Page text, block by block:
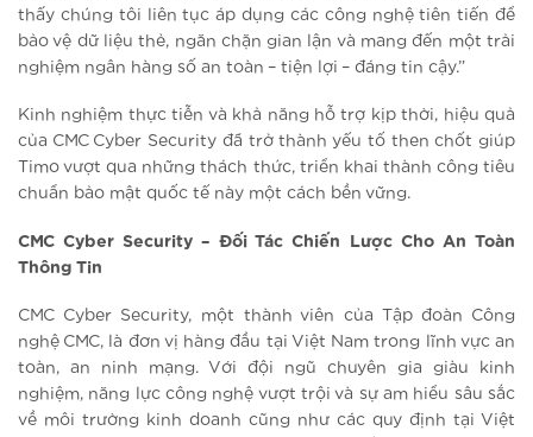
thấy chúng tôi liên tục áp dụng các công nghệ tiên tiến để
bảo vệ dữ liệu thẻ, ngăn chặn gian lận và mang đến một trải
nghiệm ngân hàng số an toàn – tiện lợi – đáng tin cậy.”
Kinh nghiệm thực tiễn và khả năng hỗ trợ kịp thời, hiệu quả
của CMC Cyber Security đã trở thành yếu tố then chốt giúp
Timo vượt qua những thách thức, triển khai thành công tiêu
chuẩn bảo mật quốc tế này một cách bền vững.
CMC Cyber Security – Đối Tác Chiến Lược Cho An Toàn
Thông Tin
CMC Cyber Security, một thành viên của Tập đoàn Công
nghệ CMC, là đơn vị hàng đầu tại Việt Nam trong lĩnh vực an
toàn, an ninh mạng. Với đội ngũ chuyên gia giàu kinh
nghiệm, năng lực công nghệ vượt trội và sự am hiểu sâu sắc
về môi trường kinh doanh cũng như các quy định tại Việt